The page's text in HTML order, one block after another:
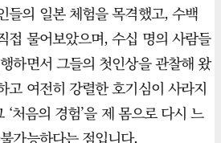
들의 일본 체험을 목격했고, 수백
접 물어보았으며, 수십 명의 사람들
하면서 그들의 첫인상을 관찰해 왔
고 여전히 강렬한 호기심이 사라지
처음의 경험’을 제 몸으로 다시 느
가능하다는 점입니다.